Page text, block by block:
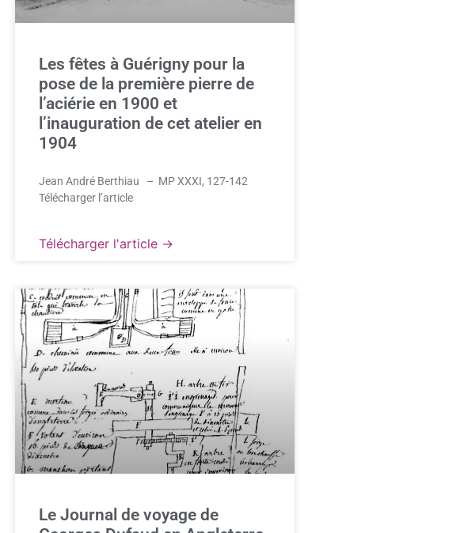
Les fêtes à Guérigny pour la
pose de la première pierre de
l’aciérie en 1900 et
l’inauguration de cet atelier en
1904
Jean André Berthiau – MP XXXI, 127-142
Télécharger l’article
Télécharger l'article →
Le Journal de voyage de